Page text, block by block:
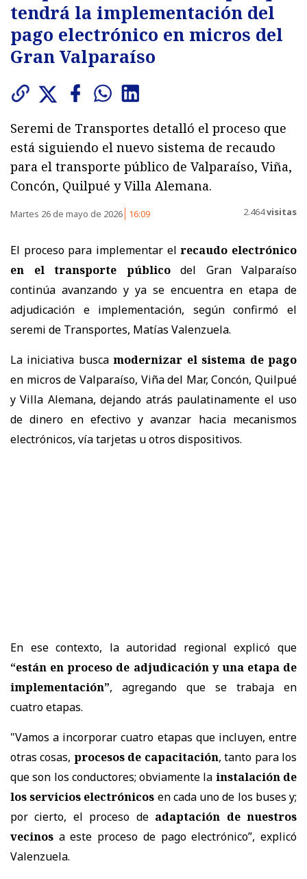
tendrá la implementación del
pago electrónico en micros del
Gran Valparaíso
Seremi de Transportes detalló el proceso que
está siguiendo el nuevo sistema de recaudo
para el transporte público de Valparaíso, Viña,
Concón, Quilpué y Villa Alemana.
Martes 26 de mayo de 2026 16:09 2.464visitas
El proceso para implementar elrecaudo electrónico
en el transporte públicodel Gran Valparaíso
continúa avanzando y ya se encuentra en etapa de
adjudicación e implementación, según confirmó el
seremi de Transportes, Matías Valenzuela.
La iniciativa buscamodernizar el sistema de pago
en micros de Valparaíso, Viña del Mar, Concón, Quilpué
y Villa Alemana, dejando atrás paulatinamente el uso
de dinero en efectivo y avanzar hacia mecanismos
electrónicos, vía tarjetas u otros dispositivos.
En ese contexto, la autoridad regional explicó que
“están en proceso de adjudicación y una etapa de
implementación”, agregando que se trabaja en
cuatro etapas.
"Vamos a incorporar cuatro etapas que incluyen, entre
otras cosas, procesos de capacitación, tanto para los
que son los conductores; obviamente la instalación de
los servicios electrónicos en cada uno de los buses y;
por cierto, el proceso de adaptación de nuestros
vecinos a este proceso de pago electrónico”, explicó
Valenzuela.